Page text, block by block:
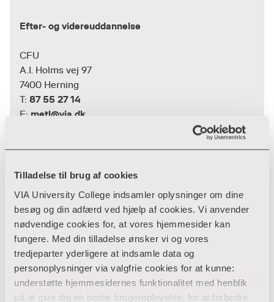
Tilladelse til brug af cookies
VIA University College indsamler oplysninger om dine
besøg og din adfærd ved hjælp af cookies. Vi anvender
nødvendige cookies for, at vores hjemmesider kan
fungere. Med din tilladelse ønsker vi og vores
tredjeparter yderligere at indsamle data og
personoplysninger via valgfrie cookies for at kunne:
understøtte hjemmesidernes funktionalitet med henblik
på at give dig en bedre brugeroplevelse, for at forbedre
Efter- og videreuddannelse
CFU
A.I. Holms vej 97
7400 Herning
T: 87 55 27 14
E: metl@via.dk
Efter- og videreuddannelse
CFU
A.I. Holms vej 97
7400 Herning
T:87 55 27 82
E:peso@via.dk